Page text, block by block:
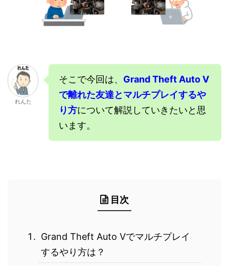
れんた
そこで今回は、 Grand Theft Auto V
で離れた友達とマルチプレイするや
り方について解説していきたいと思
います。
目次
Grand Theft Auto Vでマルチプレイ
するやり方は？